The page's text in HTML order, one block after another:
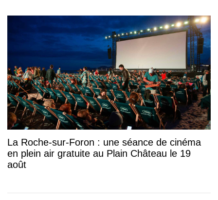
La Roche-sur-Foron : une séance de cinéma
en plein air gratuite au Plain Château le 19
août